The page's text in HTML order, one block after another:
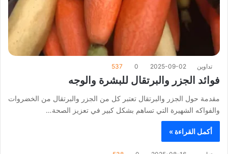
تداوين 2025-09-02
0
537
فوائد الجزر والبرتقال للبشرة والوجه
مقدمة حول الجزر والبرتقال تعتبر كل من الجزر والبرتقال من الخضروات
والفواكه الشهيرة التي تساهم بشكل كبير في تعزيز الصحة…
أكمل القراءة »